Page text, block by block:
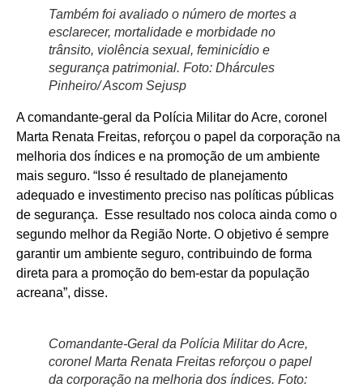
Também foi avaliado o número de mortes a
esclarecer, mortalidade e morbidade no
trânsito, violência sexual, feminicídio e
segurança patrimonial. Foto: Dhárcules
Pinheiro/ Ascom Sejusp
A comandante-geral da Polícia Militar do Acre, coronel
Marta Renata Freitas, reforçou o papel da corporação na
melhoria dos índices e na promoção de um ambiente
mais seguro. “Isso é resultado de planejamento
adequado e investimento preciso nas políticas públicas
de segurança. Esse resultado nos coloca ainda como o
segundo melhor da Região Norte. O objetivo é sempre
garantir um ambiente seguro, contribuindo de forma
direta para a promoção do bem-estar da população
acreana”, disse.
Comandante-Geral da Polícia Militar do Acre,
coronel Marta Renata Freitas reforçou o papel
da corporação na melhoria dos índices. Foto: